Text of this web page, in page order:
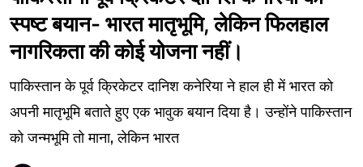
स्पष्ट बयान- भारत मातृभूमि, लेकिन फिलहाल
नागरिकता की कोई योजना नहीं।
पाकिस्तान के पूर्व क्रिकेटर दानिश कनेरिया ने हाल ही में भारत को
अपनी मातृभूमि बताते हुए एक भावुक बयान दिया है। उन्होंने पाकिस्तान
को जन्मभूमि तो माना, लेकिन भारत